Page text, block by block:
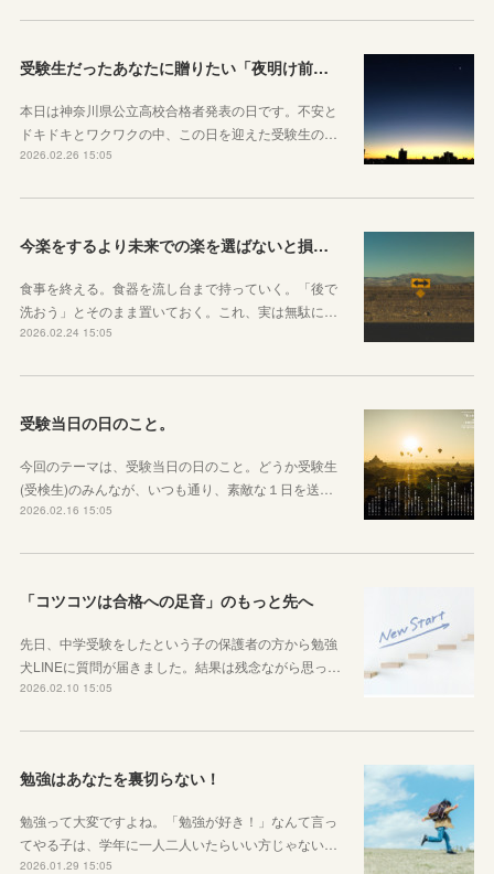
受験生だったあなたに贈りたい「夜明け前」のお話
本日は神奈川県公立高校合格者発表の日です。不安と
ドキドキとワクワクの中、この日を迎えた受験生の…
2026.02.26 15:05
今楽をするより未来での楽を選ばないと損をしてしまうかもしれない理由
食事を終える。食器を流し台まで持っていく。「後で
洗おう」とそのまま置いておく。これ、実は無駄に…
2026.02.24 15:05
受験当日の日のこと。
今回のテーマは、受験当日の日のこと。どうか受験生
(受検生)のみんなが、いつも通り、素敵な１日を送…
2026.02.16 15:05
「コツコツは合格への足音」のもっと先へ
先日、中学受験をしたという子の保護者の方から勉強
犬LINEに質問が届きました。結果は残念ながら思っ…
2026.02.10 15:05
勉強はあなたを裏切らない！
勉強って大変ですよね。「勉強が好き！」なんて言っ
てやる子は、学年に一人二人いたらいい方じゃない…
2026.01.29 15:05